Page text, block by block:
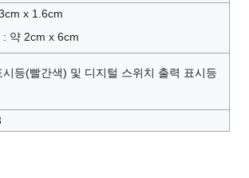
x 1.6cm
: 약 2cm x 6cm
시등(빨간색) 및 디지털 스위치 출력 표시등